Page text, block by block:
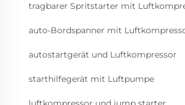
tragbarer Spritstarter mit
auto-Bordspanner mit
autostartgerät und Luftkompressor
starthilfegerät mit Luftpumpe